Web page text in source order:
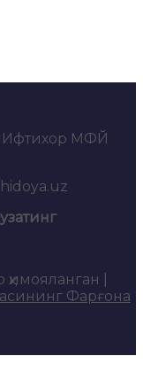
Ифтихор МФЙ
ҳимояланган |
Фарғона